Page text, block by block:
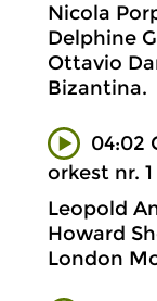
Nicola
Delphine
Ottavio
Bizantina.
04:02
orkest nr.
Leopold
Howard
London